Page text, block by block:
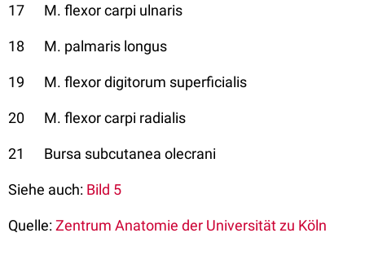
17 M. flexor carpi ulnaris
18 M. palmaris longus
19 M. flexor digitorum superficialis
20 M. flexor carpi radialis
21 Bursa subcutanea olecrani
Siehe auch: Bild 5
Quelle:Zentrum Anatomie der Universität zu Köln